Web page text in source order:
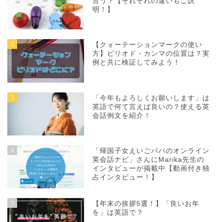
明！】
2
【クォーテーションマークの使い
方】ピリオド・カンマの位置は？実
例と共に検証してみよう！
3
「今年もよろしくお願いします」は
英語で何て言えば良いの？使える英
会話例文を紹介！
4
「帰国子女えいごパパのオンライン
英会話ナビ」さんにMarika先生の
インタビューが掲載中【動画付き独
占インタビュー！】
5
【年末の挨拶5選！】「良いお年
を」は英語で？